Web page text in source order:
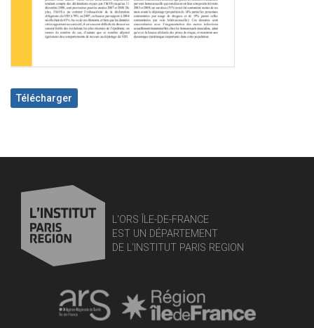
Télécharger
L'ORS ÎLE-DE-FRANCE
EST UN DÉPARTEMENT
DE L'INSTITUT PARIS REGION